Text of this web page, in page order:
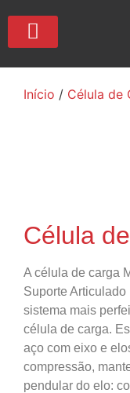
Início / Célula de
Célula
A célula de carga
Suporte
sistema mais
célula de carga.
aço com eixo e
compressão,
pendular do elo: